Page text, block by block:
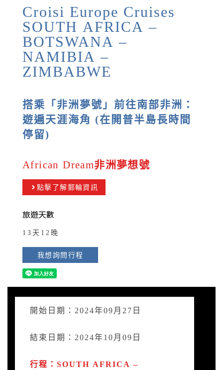
Croisi Europe Cruises
SOUTH AFRICA –
BOTSWANA –
NAMIBIA –
ZIMBABWE
搭乘「非洲夢號」前往南部非洲：
遊遍天涯海角 (在開普半島長時間
停留)
African Dream非洲夢想號
點擊了解郵輪資訊
旅遊天數
13天12晚
我想詢問行程
開始日期：2024年09月27日
結束日期：2024年10月09日
行程：SOUTH AFRICA –